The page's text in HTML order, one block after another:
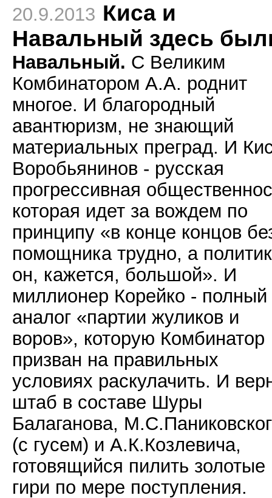
20.9.2013 Киса и
Навальный здесь
Навальный. С Великим
Комбинатором А.А. роднит
многое. И благородный
авантюризм, не знающий
материальных преград. И
Воробьянинов - русская
прогрессивная
которая идет за вождем по
принципу «в конце концов
помощника трудно, а политик
он, кажется, большой». И
миллионер Корейко - полный
аналог «партии жуликов и
воров», которую Комбинатор
призван на правильных
условиях раскулачить. И
штаб в составе Шуры
Балаганова,
(с гусем) и А.К.Козлевича,
готовящийся пилить золотые
гири по мере поступления.